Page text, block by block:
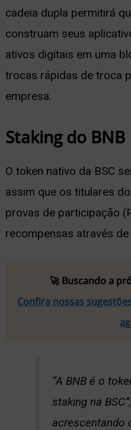
cadeia dupla permitirá
construam seus
ativos digitais em uma
trocas rápidas de troca
empresa.
Staking do BNB
O token nativo da BSC
assim que os titulares
provas de participação
recompensas através
🚀 Buscando a
Confira nossas
“A BNB é o
staking na
acrescentando